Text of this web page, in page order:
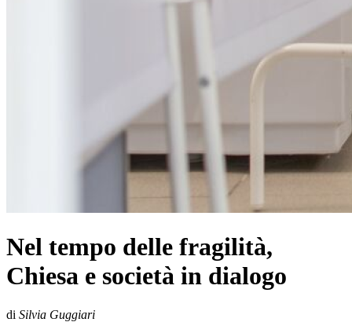
Nel tempo delle fragilità,
Chiesa e società in dialogo
di Silvia Guggiari